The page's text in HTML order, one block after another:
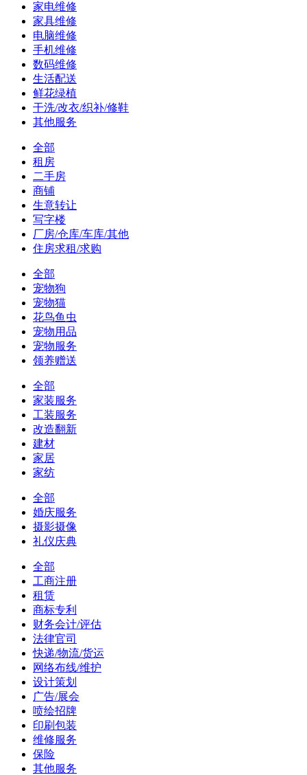
家电维修
家具维修
电脑维修
手机维修
数码维修
生活配送
鲜花绿植
干洗/改衣/织补/修鞋
其他服务
全部
租房
二手房
商铺
生意转让
写字楼
厂房/仓库/车库/其他
住房求租/求购
全部
宠物狗
宠物猫
花鸟鱼虫
宠物用品
宠物服务
领养赠送
全部
家装服务
工装服务
改造翻新
建材
家居
家纺
全部
婚庆服务
摄影摄像
礼仪庆典
全部
工商注册
租赁
商标专利
财务会计/评估
法律官司
快递/物流/货运
网络布线/维护
设计策划
广告/展会
喷绘招牌
印刷包装
维修服务
保险
其他服务